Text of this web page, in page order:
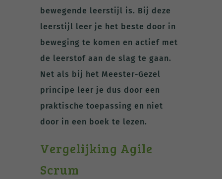
bewegende leerstijl is. Bij deze
leerstijl leer je het beste door in
beweging te komen en actief met
de leerstof aan de slag te gaan.
Net als bij het Meester-Gezel
principe leer je dus door een
praktische toepassing en niet
door in een boek te lezen.
Vergelijking Agile
Scrum